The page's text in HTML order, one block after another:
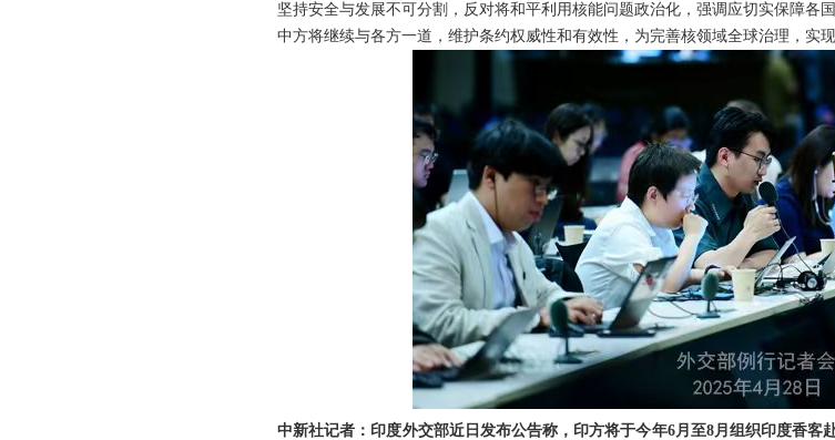
坚持安全与发展不可分割，反对将和平利用核能问题政治化，强调应切实保障各
中方将继续与各方一道，维护条约权威性和有效性，为完善核领域全球治理，实现
中新社记者：印度外交部近日发布公告称，印方将于今年6月至8月组织印度香